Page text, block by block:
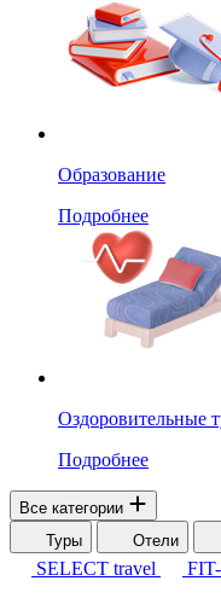
Образование
Подробнее
Оздоровительные
Подробнее
Все категории
Туры
Отели
SELECT travel